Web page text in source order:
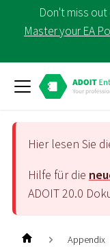
Don't miss out
Master your EA
Hier lesen Sie
Hilfe für die
ADOIT20.0
Appendix